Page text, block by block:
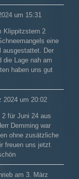
um 15:31
Klippitzstern 2
eine
ausgestattet. Der
die Lage nah am
haben uns gut
2024 um 20:02
2 für Juni 24 aus
Demming war
ohne zusätzliche
freuen uns jetzt
am 3. März